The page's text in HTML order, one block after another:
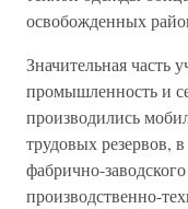
освобожденных
Значительная часть
промышленность и
производились
трудовых резервов,
фабрично-
производственно-